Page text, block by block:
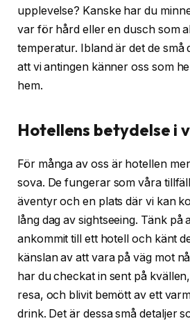
upplevelse? Kanske har du
var för hård eller en dusch som
temperatur. Ibland är det de små
att vi antingen känner oss som
hem.
Hotellens betydelse i
För många av oss är hotellen
sova. De fungerar som våra
äventyr och en plats där vi kan
lång dag av sightseeing. Tänk på
ankommit till ett hotell och känt
känslan av att vara på väg mot
har du checkat in sent på
resa, och blivit bemött av ett
drink. Det är dessa små detaljer